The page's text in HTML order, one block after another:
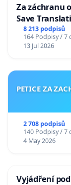
Za záchranu
Save
Charles
8 213 podpisů
164 Podpisy / 7
13 Jul 2026
PETICE ZA
2 708 podpisů
140 Podpisy / 7
4 May 2026
Vyjádření